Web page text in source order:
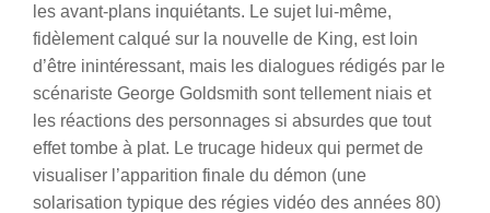
les avant-plans inquiétants. Le sujet lui-même,
fidèlement calqué sur la nouvelle de King, est loin
d’être inintéressant, mais les dialogues rédigés par le
scénariste George Goldsmith sont tellement niais et
les réactions des personnages si absurdes que tout
effet tombe à plat. Le trucage hideux qui permet de
visualiser l’apparition finale du démon (une
solarisation typique des régies vidéo des années 80)